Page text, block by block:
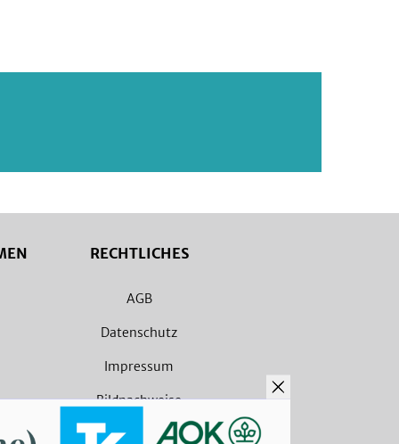
RECHTLICHES
AGB
Datenschutz
Impressum
Bildnachweise
Barrierefreiheit